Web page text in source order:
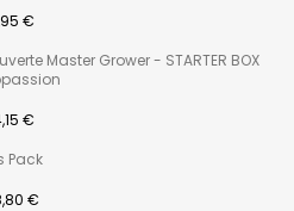
€
Master Grower - STARTER BOX
€
Pack
€